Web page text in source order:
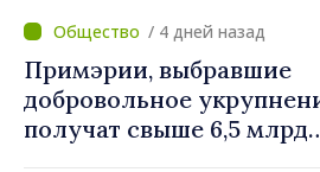
коммуникации и
противодействия
дезинформации
/ 4 дней назад
Примэрии, выбравшие
добровольное
получат свыше 6,5 млрд